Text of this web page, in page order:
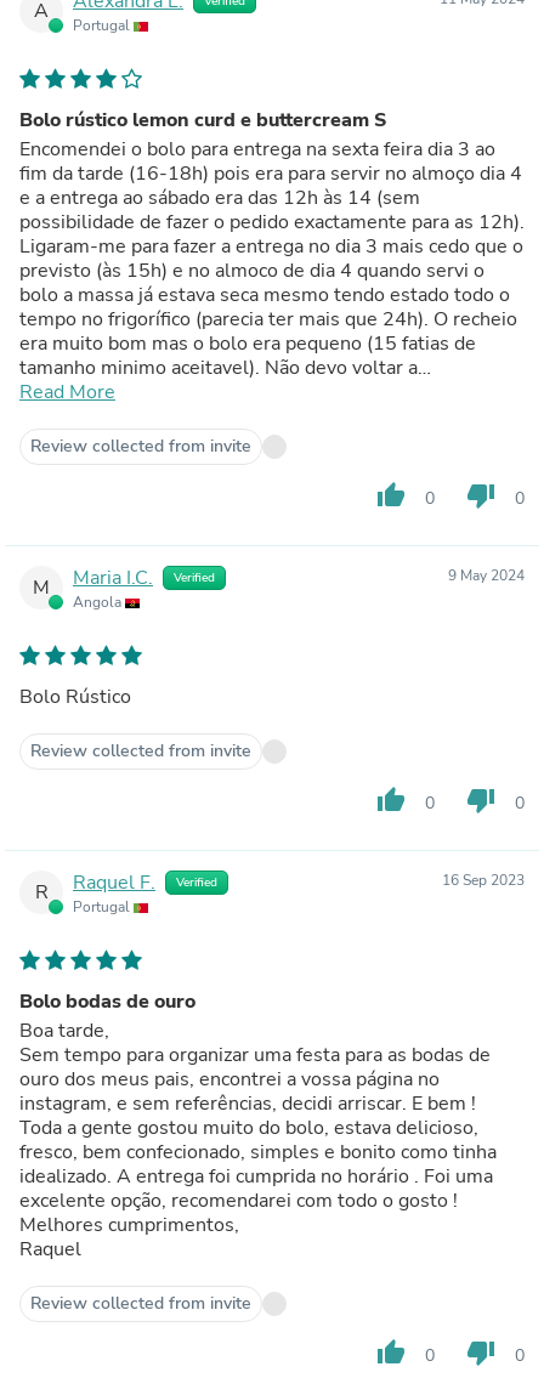
A
Portugal
Bolo rústico lemon curd e buttercream S
Encomendei o bolo para entrega na sexta feira dia 3 ao
fim da tarde (16-18h) pois era para servir no almoço dia 4
e a entrega ao sábado era das 12h às 14 (sem
possibilidade de fazer o pedido exactamente para as 12h).
Ligaram-me para fazer a entrega no dia 3 mais cedo que o
previsto (às 15h) e no almoco de dia 4 quando servi o
bolo a massa já estava seca mesmo tendo estado todo o
tempo no frigorífico (parecia ter mais que 24h). O recheio
era muito bom mas o bolo era pequeno (15 fatias de
tamanho minimo aceitavel). Não devo voltar a
encomendar. O preço por kg é mais caro do que em
encomendando para o próprio dia (quando possível).
Deviam ter janelas mais curtas para a entrega ou permitir
Read More
Review collected from invite
thumb_up 0 thumb_down 0
M Maria I.C. Verified
Angola
9 May 2024
Bolo Rústico
Review collected from invite
thumb_up 0 thumb_down 0
R Raquel F. Verified
Portugal
16 Sep 2023
Bolo bodas de ouro
Boa tarde,
Sem tempo para organizar uma festa para as bodas de
ouro dos meus pais, encontrei a vossa página no
instagram, e sem referências, decidi arriscar. E bem !
Toda a gente gostou muito do bolo, estava delicioso,
fresco, bem confecionado, simples e bonito como tinha
idealizado. A entrega foi cumprida no horário . Foi uma
excelente opção, recomendarei com todo o gosto !
Melhores cumprimentos,
Raquel
Review collected from invite
thumb_up 0 thumb_down 0